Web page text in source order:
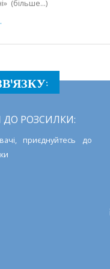
(більше…)
РОЗСИЛКИ:
приєднуйтесь до